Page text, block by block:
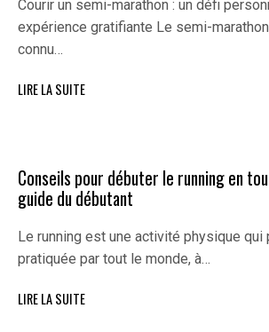
Courir un semi-marathon : un défi
expérience gratifiante Le semi-
connu…
LIRE LA SUITE
Conseils pour débuter le running en
guide du débutant
Le running est une activité physique qui
pratiquée par tout le monde, à…
LIRE LA SUITE